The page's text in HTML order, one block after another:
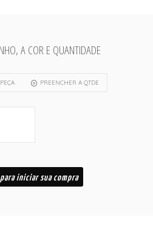
A COR E QUANTIDADE
PREENCHER A QTDE
iniciar sua compra